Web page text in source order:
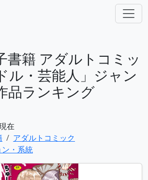
書籍 アダルトコミッ
ル・芸能人」ジャン
品ランキング
在
アダルトコミック
・系統